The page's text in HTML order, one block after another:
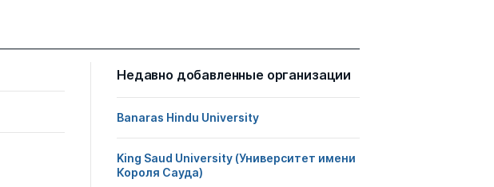
Недавно добавленные организации
Banaras Hindu University
King Saud University (Университет имени
Короля Сауда)